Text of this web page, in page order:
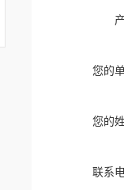
您的
您的
联系